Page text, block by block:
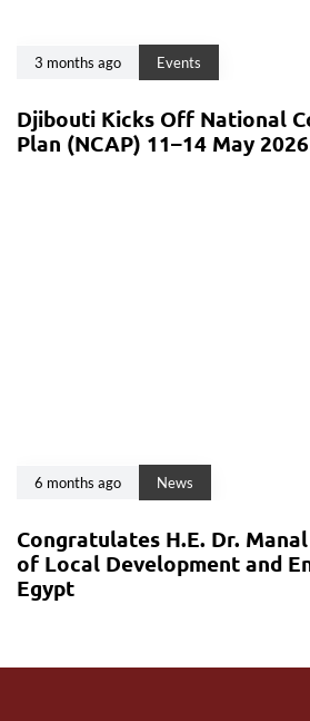
3 months ago Events
Djibouti Kicks Off National
Plan (NCAP) 11–14 May 2026
6 months ago News
Congratulates H.E. Dr.
of Local Development and
Egypt